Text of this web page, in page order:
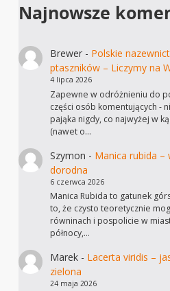
Najnowsze
Brewer- Polskie
ptaszników – Liczymy na
4 lipca 2026
Zapewne w odróżnieniu do
części osób komentujących -
pająka nigdy, co najwyżej w
(nawet o…
Szymon - Manica rubida –
dorodna
6 czerwca 2026
Manica Rubida to gatunek
to, że czysto teoretycznie
równinach i pospolicie w
północy,…
Marek- Lacerta viridis –
zielona
24 maja 2026